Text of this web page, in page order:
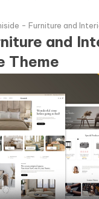
- Furniture and
and
Theme